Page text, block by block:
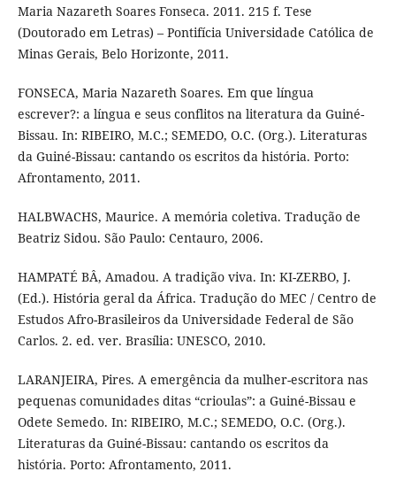
Maria Nazareth Soares Fonseca. 2011. 215 f. Tese
(Doutorado em Letras) – Pontifícia Universidade Católica de
Minas Gerais, Belo Horizonte, 2011.
FONSECA, Maria Nazareth Soares. Em que língua
escrever?: a língua e seus conflitos na literatura da Guiné-
Bissau. In: RIBEIRO, M.C.; SEMEDO, O.C. (Org.). Literaturas
da Guiné-Bissau: cantando os escritos da história. Porto:
Afrontamento, 2011.
HALBWACHS, Maurice. A memória coletiva. Tradução de
Beatriz Sidou. São Paulo: Centauro, 2006.
HAMPATÉ BÂ, Amadou. A tradição viva. In: KI-ZERBO, J.
(Ed.). História geral da África. Tradução do MEC / Centro de
Estudos Afro-Brasileiros da Universidade Federal de São
Carlos. 2. ed. ver. Brasília: UNESCO, 2010.
LARANJEIRA, Pires. A emergência da mulher-escritora nas
pequenas comunidades ditas “crioulas”: a Guiné-Bissau e
Odete Semedo. In: RIBEIRO, M.C.; SEMEDO, O.C. (Org.).
Literaturas da Guiné-Bissau: cantando os escritos da
história. Porto: Afrontamento, 2011.